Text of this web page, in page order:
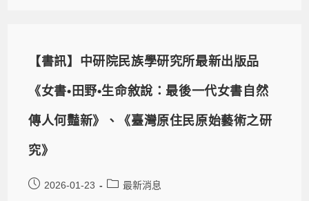
【書訊】中研院民族學研究所最新出版品
《女書•田野•生命敘說：最後一代女書自然
傳人何豔新》、《臺灣原住民原始藝術之研
究》
2026-01-23 最新消息